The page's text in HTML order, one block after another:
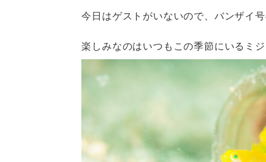
今日はゲストがいないので、バンザイ
楽しみなのはいつもこの季節にいるミ